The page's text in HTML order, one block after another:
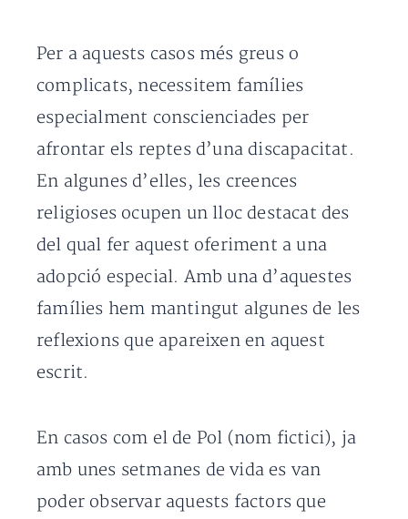
Per a aquests casos més greus o
complicats, necessitem famílies
especialment conscienciades per
afrontar els reptes d’una discapacitat.
En algunes d’elles, les creences
religioses ocupen un lloc destacat des
del qual fer aquest oferiment a una
adopció especial. Amb una d’aquestes
famílies hem mantingut algunes de les
reflexions que apareixen en aquest
escrit.
En casos com el de Pol (nom fictici), ja
amb unes setmanes de vida es van
poder observar aquests factors que